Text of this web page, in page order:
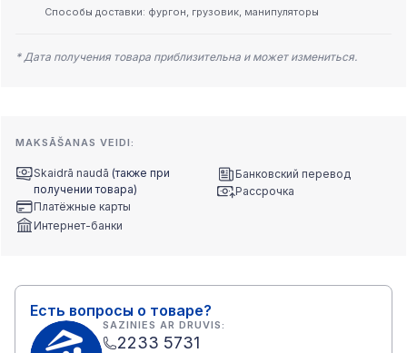
Способы доставки: фургон, грузовик, манипуляторы
* Дата получения товара приблизительна и может измениться.
MAKSĀŠANAS VEIDI:
Skaidrā naudā (также при
получении товара)
Платёжные карты
Интернет-банки
Банковский перевод
Рассрочка
Есть вопросы о товаре?
SAZINIES AR DRUVIS:
2233 5731